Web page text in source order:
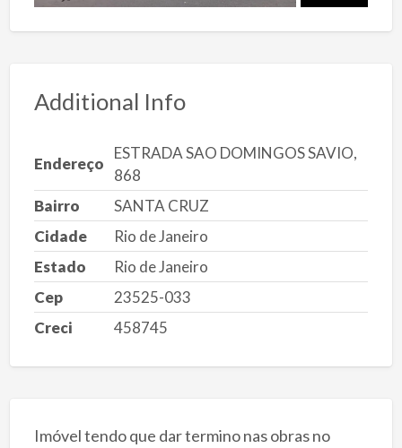
Additional Info
Endereço
ESTRADA SAO DOMINGOS SAVIO,
868
Bairro
SANTA CRUZ
Cidade
Rio de Janeiro
Estado
Rio de Janeiro
Cep
23525-033
Creci
458745
Imóvel tendo que dar termino nas obras no